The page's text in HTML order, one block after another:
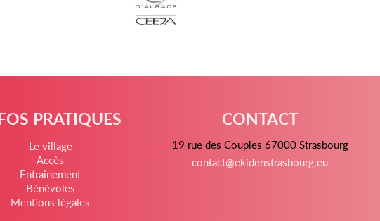
PRATIQUES
Le village
Accès
Entrainement
Bénévoles
Mentions légales
CONTACT
19 rue des Couples 67000 Strasbourg
contact@ekidenstrasbourg.eu